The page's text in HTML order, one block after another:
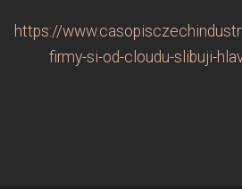
https://
firmy-si-od-cloudu-slibuji-